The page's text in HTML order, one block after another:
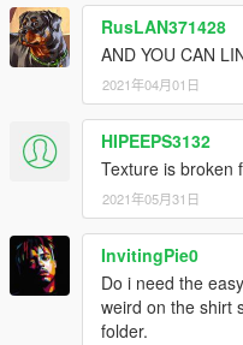
RusLAN371428
AND YOU CAN
2021年04月01日
HIPEEPS3132
Texture is broken
2021年05月31日
InvitingPie0
Do i need the
weird on the shirt
folder.